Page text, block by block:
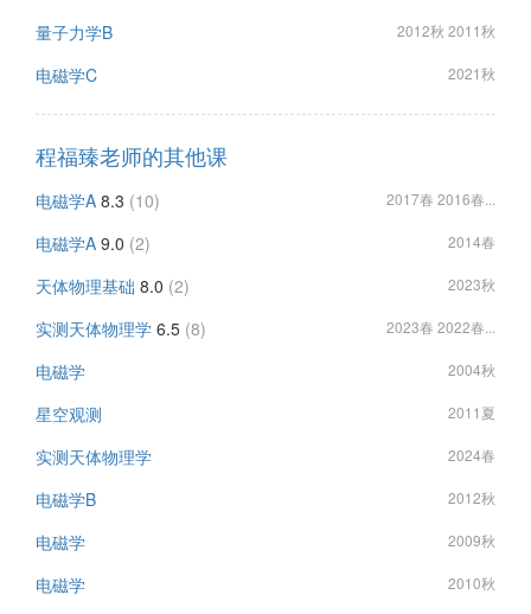
量子力学B 2012秋 2011秋
电磁学C 2021秋
程福臻老师的其他课
电磁学A 8.3 (10) 2017春 2016春...
电磁学A 9.0 (2) 2014春
天体物理基础 8.0 (2) 2023秋
实测天体物理学 6.5 (8) 2023春 2022春...
电磁学 2004秋
星空观测 2011夏
实测天体物理学 2024春
电磁学B 2012秋
电磁学 2009秋
电磁学 2010秋